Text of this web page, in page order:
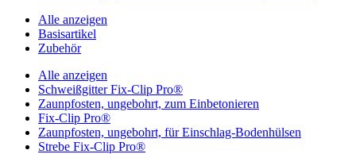
Alle anzeigen
Basisartikel
Zubehör
Alle anzeigen
Schweißgitter Fix-Clip Pro®
Zaunpfosten, ungebohrt, zum Einbetonieren
Fix-Clip Pro®
Zaunpfosten, ungebohrt, für Einschlag-Bodenhülsen
Strebe Fix-Clip Pro®